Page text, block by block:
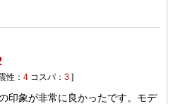
性： 4 コスパ： 3 ]
印象が非常に良かったです。モデ